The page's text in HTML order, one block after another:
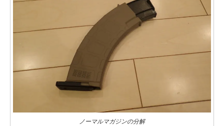
ノーマルマガジンの分解